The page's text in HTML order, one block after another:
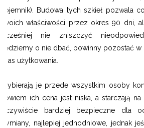
pojemnik). Budowa tych szkieł pozwala
swoich właściwości przez okres 90 dni,
wcześniej nie zniszczyć
będziemy o nie dbać, powinny pozostać w
czas użytkowania.
Wybierają je przede wszystkim osoby
bowiem ich cena jest niska, a starczają na
Oczywiście bardziej bezpieczne dla
wymiany, najlepiej jednodniowe, jednak